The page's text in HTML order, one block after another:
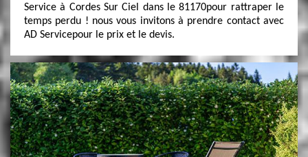
Service à Cordes Sur Ciel dans le 81170pour rattraper le
temps perdu ! nous vous invitons à prendre contact avec
AD Servicepour le prix et le devis.